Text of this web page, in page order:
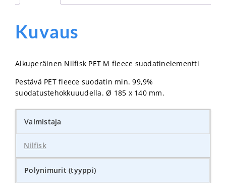
Kuvaus
Alkuperäinen Nilfisk PET M fleece suodatinelementti
Pestävä PET fleece suodatin min. 99,9%
suodatustehokkuuudella. Ø 185 x 140 mm.
Valmistaja
Nilfisk
Polynimurit (tyyppi)